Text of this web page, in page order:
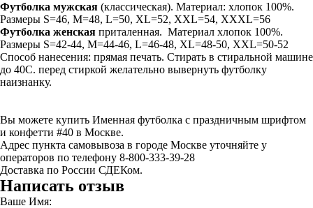
Футболка мужская (классическая). Материал: хлопок 100%.
Размеры S=46, M=48, L=50, XL=52, XXL=54, XXXL=56
Футболка женская приталенная. Материал хлопок 100%.
Размеры S=42-44, M=44-46, L=46-48, XL=48-50, XXL=50-52
Способ нанесения: прямая печать. Стирать в стиральной машине
до 40С. перед стиркой желательно вывернуть футболку
наизнанку.
Вы можете купить Именная футболка с праздничным шрифтом
и конфетти #40 в Москве.
Адрес пункта самовывоза в городе Москве уточняйте у
операторов по телефону 8-800-333-39-28
Доставка по России СДЕКом.
Написать отзыв
Ваше Имя: